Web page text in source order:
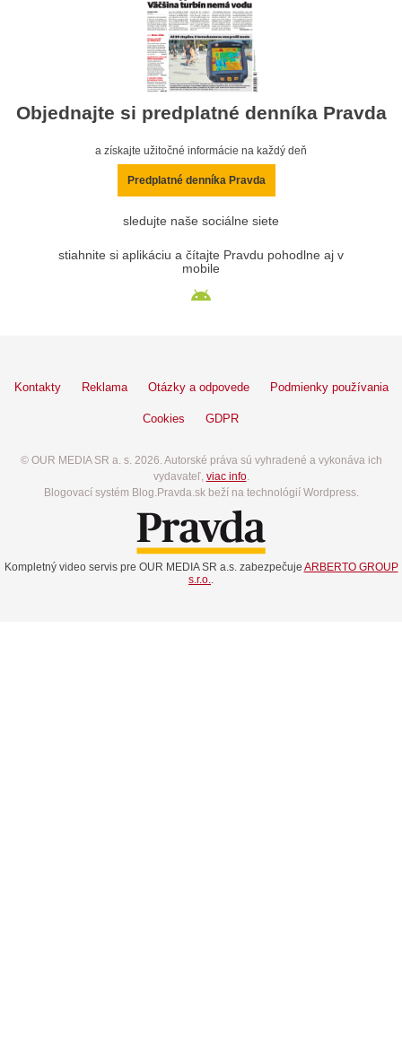
Objednajte si predplatné denníka Pravda
a získajte užitočné informácie na každý deň
Predplatné denníka Pravda
sledujte naše sociálne siete
stiahnite si aplikáciu a čítajte Pravdu pohodlne aj v
mobile
Kontakty Reklama Otázky a odpovede Podmienky používania
Cookies GDPR
© OUR MEDIA SR a. s. 2026. Autorské práva sú vyhradené a vykonáva ich
vydavateľ, viac info.
Blogovací systém Blog.Pravda.sk beží na technológií Wordpress.
Kompletný video servis pre OUR MEDIA SR a.s. zabezpečuje ARBERTO GROUP
s.r.o.